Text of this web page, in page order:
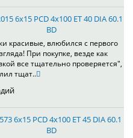
6x15 PCD 4x100 ET 40 DIA 60.1
BD
красивые, влюбился с первого
При покупке, везде как
все тщательно проверяется",
тщат..
6x15 PCD 4x100 ET 45 DIA 60.1
BD